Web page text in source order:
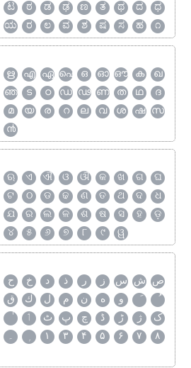
ಟ ಠ ಡ ಢ ಣ ತ ಥ ದ
ಧ
ಯ ರ ಲ ವ ಶ ಷ ಸ ಹ ೧
ഋ എ ഏ ഐ ഒ ഓ ഔ ക
ഖ
ഞ ട ഠ ഡ ഢ ണ ത ഥ
ദ
മ യ ര റ ല വ ശ ഷ
സ
൯
ଋ ଏ ଐ ଓ ଔ କ ଖ ଗ
ଘ
ଟ ଠ ଡ ଢ ଣ ତ ଥ ଦ
ଧ
ଯ ର ଲ ଳ ଶ ଷ ସ ହ
ଡ଼
୪ ୫ ୬ ୭ ୮ ୯ ୱ
ح خ د ذ ر ز س ش ص
ق ك ل م ن ه
و
ٲ ٹ پ چ ڈ ڑ ژ
ک
۔ ۱ ۳ ۴ ۵ ۶ ۷
۸